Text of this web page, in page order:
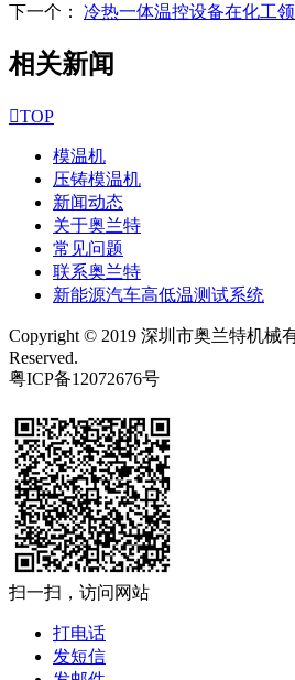
下一个： 冷热一体温控设备在化工
相关新闻
TOP
模温机
压铸模温机
新闻动态
关于奥兰特
常见问题
联系奥兰特
新能源汽车高低温测试系统
Copyright © 2019 深圳市奥兰特机械
Reserved.
粤ICP备12072676号
扫一扫，访问网站
打电话
发短信